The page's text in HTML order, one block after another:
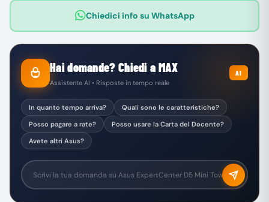
Chiedici info su WhatsApp
Hai domande? Chiedi a MAX
Assistente AI • Risposte in tempo reale
AI
In quanto tempo arriva?
Quali sono le caratteristiche?
Posso pagare a rate?
Posso usare la Carta del Docente?
Avete altri Asus?